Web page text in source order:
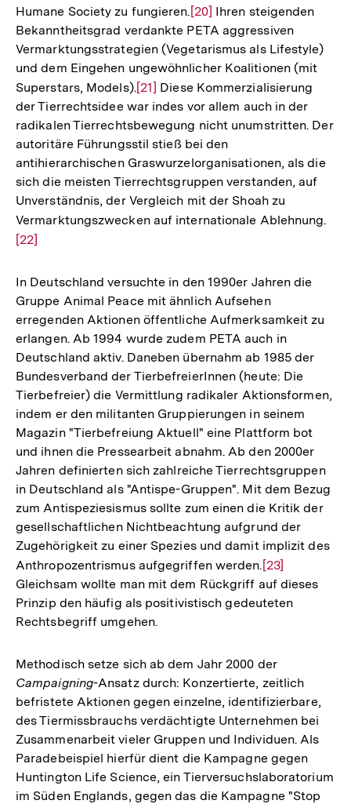
Humane Society zu fungieren. Zur
Auflösung
der
Fußnote
[20] Ihren steigenden
Bekanntheitsgrad verdankte PETA aggressiven
Vermarktungsstrategien (Vegetarismus als Lifestyle)
und dem Eingehen ungewöhnlicher Koalitionen (mit
Superstars, Models).Zur
Auflösung
der
Fußnote
[21] Diese Kommerzialisierung
der Tierrechtsidee war indes vor allem auch in der
radikalen Tierrechtsbewegung nicht unumstritten. Der
autoritäre Führungsstil stieß bei den
antihierarchischen Graswurzelorganisationen, als die
sich die meisten Tierrechtsgruppen verstanden, auf
Unverständnis, der Vergleich mit der Shoah zu
Vermarktungszwecken auf internationale Ablehnung.
[22]
In Deutschland versuchte in den 1990er Jahren die
Gruppe Animal Peace mit ähnlich Aufsehen
erregenden Aktionen öffentliche Aufmerksamkeit zu
erlangen. Ab 1994 wurde zudem PETA auch in
Deutschland aktiv. Daneben übernahm ab 1985 der
Bundesverband der TierbefreierInnen (heute: Die
Tierbefreier) die Vermittlung radikaler Aktionsformen,
indem er den militanten Gruppierungen in seinem
Magazin "Tierbefreiung Aktuell" eine Plattform bot
und ihnen die Pressearbeit abnahm. Ab den 2000er
Jahren definierten sich zahlreiche Tierrechtsgruppen
in Deutschland als "Antispe-Gruppen". Mit dem Bezug
zum Antispeziesismus sollte zum einen die Kritik der
gesellschaftlichen Nichtbeachtung aufgrund der
Zugehörigkeit zu einer Spezies und damit implizit des
Anthropozentrismus aufgegriffen werden. Zur
Auflösung
der
[23]
Gleichsam wollte man mit dem Rückgriff auf dieses
Prinzip den häufig als positivistisch gedeuteten
Rechtsbegriff umgehen.
Methodisch setze sich ab dem Jahr 2000 der
Campaigning-Ansatz durch: Konzertierte, zeitlich
befristete Aktionen gegen einzelne, identifizierbare,
des Tiermissbrauchs verdächtigte Unternehmen bei
Zusammenarbeit vieler Gruppen und Individuen. Als
Paradebeispiel hierfür dient die Kampagne gegen
Huntington Life Science, ein Tierversuchslaboratorium
im Süden Englands, gegen das die Kampagne "Stop